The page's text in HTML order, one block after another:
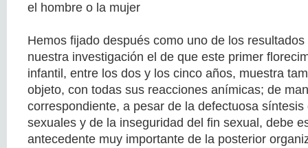
el hombre o la mujer
Hemos fijado después como uno de los
nuestra investigación el de que este primer
infantil, entre los dos y los cinco años, muestra
objeto, con todas sus reacciones anímicas; de
correspondiente, a pesar de la defectuosa
sexuales y de la inseguridad del fin sexual, debe
antecedente muy importante de la posterior